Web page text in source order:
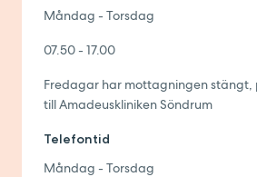
Måndag - Torsdag
07.50 - 17.00
Fredagar har mottagningen stängt,
till Amadeuskliniken Söndrum
Telefontid
Måndag - Torsdag